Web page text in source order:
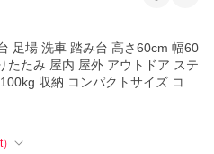
足場 洗車 踏み台 高さ60cm 幅60
たたみ 屋内 屋外 アウトドア ステ
収納 コンパクトサイズ コー
）